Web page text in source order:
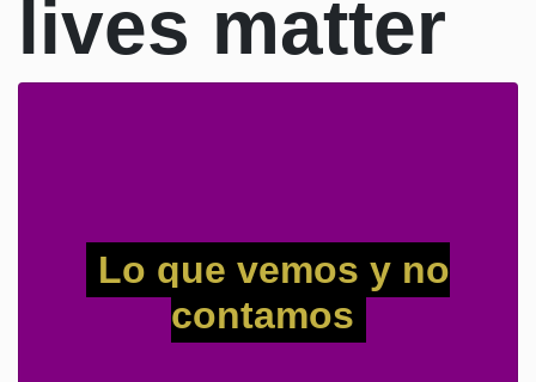
lives matter
Lo que vemos y no
contamos